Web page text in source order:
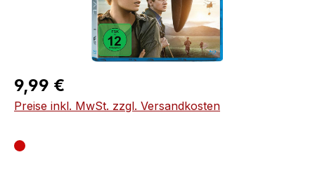
Regulärer Preis:
9,99 €
Preise inkl. MwSt. zzgl. Versandkosten